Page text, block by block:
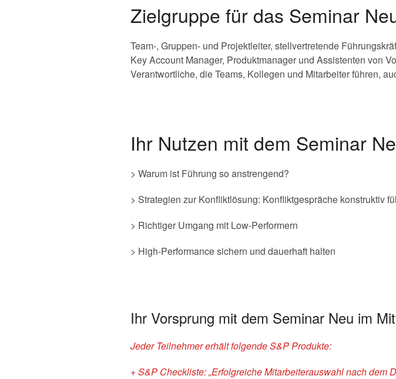
Zielgruppe für das Seminar
Team-, Gruppen- und Projektleiter, stellvertretende
Key Account Manager, Produktmanager und Assistenten von
Verantwortliche, die Teams, Kollegen und Mitarbeiter führen,
Ihr Nutzen mit dem Seminar
> Warum ist Führung so anstrengend?
> Strategien zur Konfliktlösung: Konfliktgespräche konstruktiv
> Richtiger Umgang mit Low-Performern
> High-Performance sichern und dauerhaft halten
Ihr Vorsprung mit dem Seminar Neu im
Jeder Teilnehmer erhält folgende S&P Produkte:
+ S&P Checkliste: „Erfolgreiche Mitarbeiterauswahl nach dem